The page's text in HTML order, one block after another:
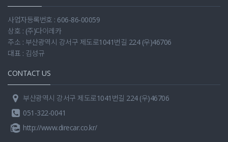
사업자등록번호 : 606-86-00059
상호 : (주)다이레카
주소 : 부산광역시 강서구 제도로1041번길 224 (우)46706
대표 : 김성규
CONTACT US
부산광역시 강서구 제도로1041번길 224 (우)46706
051-322-0041
http://www.direcar.co.kr/